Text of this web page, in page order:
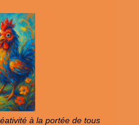
à la portée de tous